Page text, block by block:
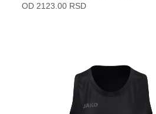
OD 2123.00 RSD